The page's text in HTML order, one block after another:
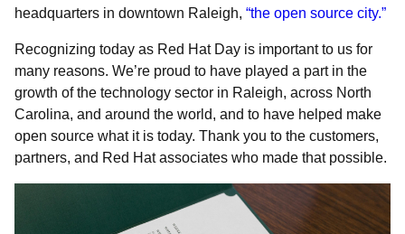
headquarters in downtown Raleigh, “the open source city.”
Recognizing today as Red Hat Day is important to us for
many reasons. We’re proud to have played a part in the
growth of the technology sector in Raleigh, across North
Carolina, and around the world, and to have helped make
open source what it is today. Thank you to the customers,
partners, and Red Hat associates who made that possible.